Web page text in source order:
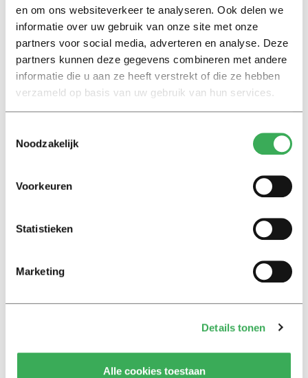
en om ons websiteverkeer te analyseren. Ook delen we
informatie over uw gebruik van onze site met onze
partners voor social media, adverteren en analyse. Deze
partners kunnen deze gegevens combineren met andere
informatie die u aan ze heeft verstrekt of die ze hebben
verzameld op basis van uw gebruik van hun services.
Noodzakelijk
Voorkeuren
Statistieken
Marketing
Details tonen
Alle cookies toestaan
For example, the costs for panels will be revised and
cheaper ways of collecting data will be sought.
on developments and will continue to talk to all parties
Lees ook
Marion Koopmans over online
bedreigingen en desinformatie:
‘Wetenschappers, kom die